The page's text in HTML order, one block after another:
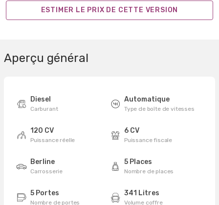
ESTIMER LE PRIX DE CETTE VERSION
Aperçu général
Diesel
Carburant
Automatique
Type de boîte de vitesses
120 CV
Puissance réelle
6 CV
Puissance fiscale
Berline
Carrosserie
5 Places
Nombre de places
5 Portes
Nombre de portes
341 Litres
Volume coffre